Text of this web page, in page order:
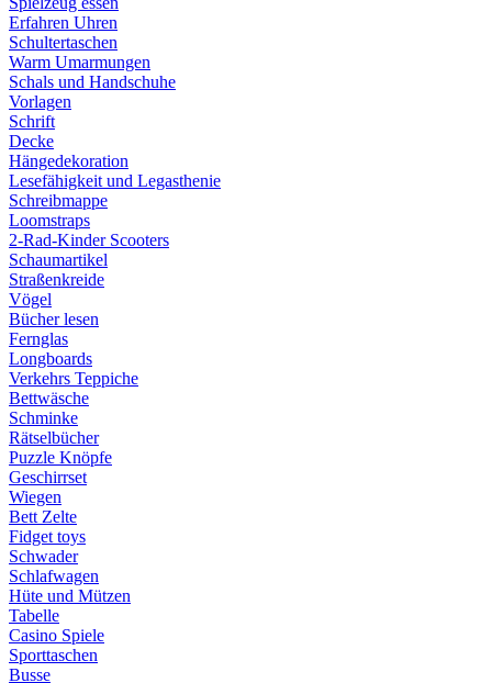
Erfahren Uhren
Schultertaschen
Warm Umarmungen
Schals und Handschuhe
Vorlagen
Schrift
Decke
Hängedekoration
Lesefähigkeit und Legasthenie
Schreibmappe
Loomstraps
2-Rad-Kinder Scooters
Schaumartikel
Straßenkreide
Vögel
Bücher lesen
Fernglas
Longboards
Verkehrs Teppiche
Bettwäsche
Schminke
Rätselbücher
Puzzle Knöpfe
Geschirrset
Wiegen
Bett Zelte
Fidget toys
Schwader
Schlafwagen
Hüte und Mützen
Tabelle
Casino Spiele
Sporttaschen
Busse